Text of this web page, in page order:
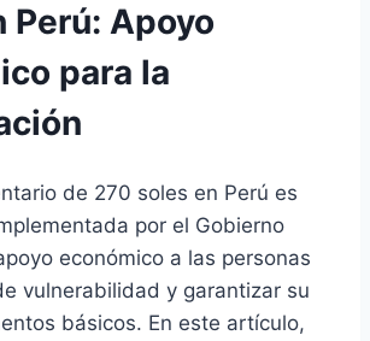
Perú: Apoyo
para la
de 270 soles en Perú es
por el Gobierno
económico a las personas
vulnerabilidad y garantizar su
básicos. En este artículo,